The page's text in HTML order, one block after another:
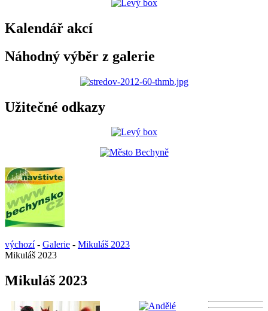
Kalendář akcí
Náhodný výběr z galerie
Užitečné odkazy
výchozí- Galerie - Mikuláš 2023
Mikuláš 2023
Mikuláš 2023